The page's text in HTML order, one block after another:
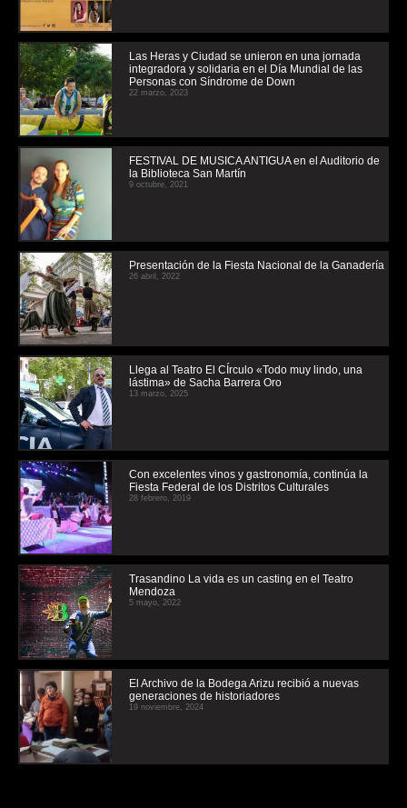
Las Heras y Ciudad se unieron en una jornada
integradora y solidaria en el Día Mundial de las
Personas con Síndrome de Down
22 marzo, 2023
FESTIVAL DE MUSICA ANTIGUA en el Auditorio de
la Biblioteca San Martín
9 octubre, 2021
Presentación de la Fiesta Nacional de la Ganadería
26 abril, 2022
Llega al Teatro El CÍrculo «Todo muy lindo, una
lástima» de Sacha Barrera Oro
13 marzo, 2025
Con excelentes vinos y gastronomía, continúa la
Fiesta Federal de los Distritos Culturales
28 febrero, 2019
Trasandino La vida es un casting en el Teatro
Mendoza
5 mayo, 2022
El Archivo de la Bodega Arizu recibió a nuevas
generaciones de historiadores
19 noviembre, 2024